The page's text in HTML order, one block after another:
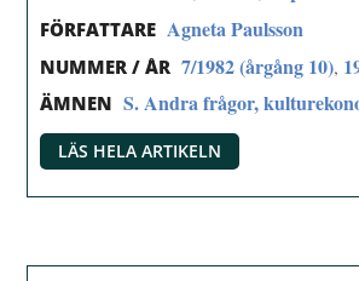
FÖRFATTARE Agneta Paulsson
NUMMER / ÅR 7/1982 (årgång 10),
ÄMNEN S. Andra frågor,
LÄS HELA ARTIKELN